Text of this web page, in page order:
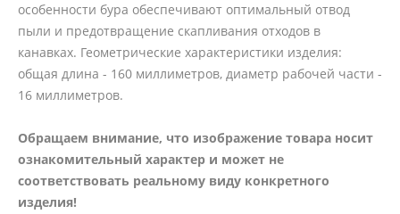
особенности бура обеспечивают оптимальный отвод
пыли и предотвращение скапливания отходов в
канавках. Геометрические характеристики изделия:
общая длина - 160 миллиметров, диаметр рабочей части -
16 миллиметров.
Обращаем внимание, что изображение товара носит
ознакомительный характер и может не
соответствовать реальному виду конкретного
изделия!